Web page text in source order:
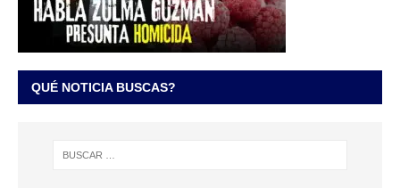
QUÉ NOTICIA BUSCAS?